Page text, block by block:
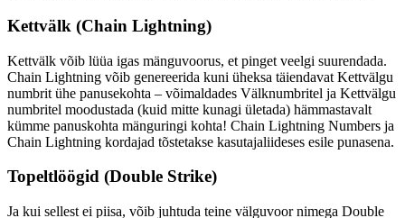
Kettvälk (Chain Lightning)
Kettvälk võib lüüa igas mänguvoorus, et pinget veelgi suurendada.
Chain Lightning võib genereerida kuni üheksa täiendavat Kettvälgu
numbrit ühe panusekohta – võimaldades Välknumbritel ja Kettvälgu
numbritel moodustada (kuid mitte kunagi ületada) hämmastavalt
kümme panuskohta mänguringi kohta! Chain Lightning Numbers ja
Chain Lightning kordajad tõstetakse kasutajaliideses esile punasena.
Topeltlöögid (Double Strike)
Ja kui sellest ei piisa, võib juhtuda teine välguvoor nimega Double